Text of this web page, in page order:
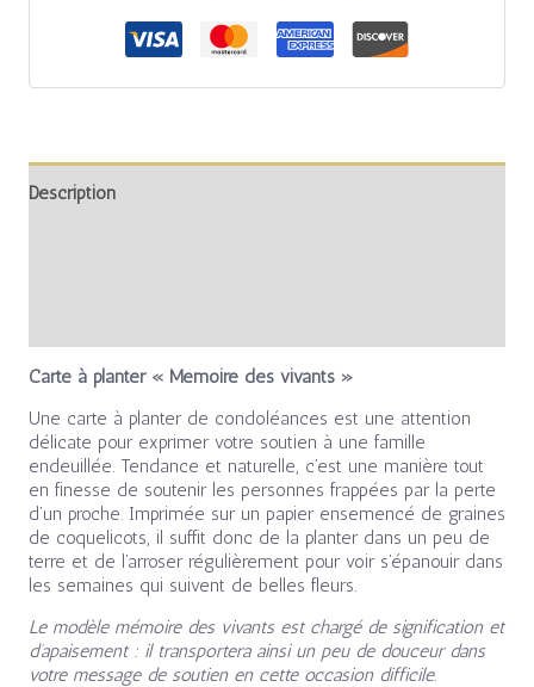
Description
Carte à planter « Mémoire des vivants »
Une carte à planter de condoléances est une attention
délicate pour exprimer votre soutien à une famille
endeuillée. Tendance et naturelle, c’est une manière tout
en finesse de soutenir les personnes frappées par la perte
d’un proche. Imprimée sur un papier ensemencé de graines
de coquelicots, il suffit donc de la planter dans un peu de
terre et de l’arroser régulièrement pour voir s’épanouir dans
les semaines qui suivent de belles fleurs.
Le modèle mémoire des vivants est chargé de signification et
d’apaisement : il transportera ainsi un peu de douceur dans
votre message de soutien en cette occasion difficile.